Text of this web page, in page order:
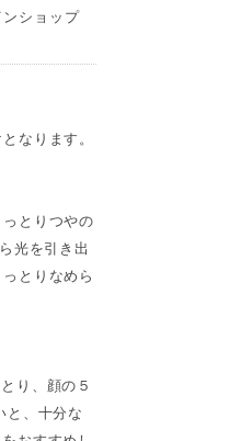
ショップ
なります。
とりつやの
光を引き出
とりなめら
り、顔の５
、十分な